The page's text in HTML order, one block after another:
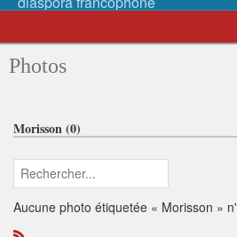
Photos
Morisson (0)
Aucune photo étiquetée « Morisson »